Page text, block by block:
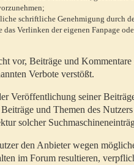
schriftliche Genehmigung durch
Verlinken der eigenen Fanpage
vor, Beiträge und
Verbote verstößt.
Veröffentlichung seiner
und Themen des
solcher
den Anbieter wegen
im Forum resultieren,